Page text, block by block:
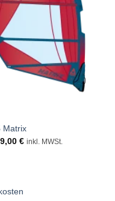
Matrix
€ inkl. MWSt.